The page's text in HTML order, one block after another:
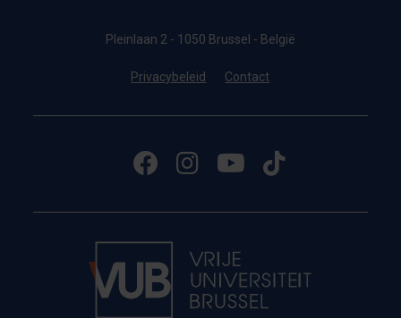
Pleinlaan 2 - 1050 Brussel - België
Privacybeleid Contact